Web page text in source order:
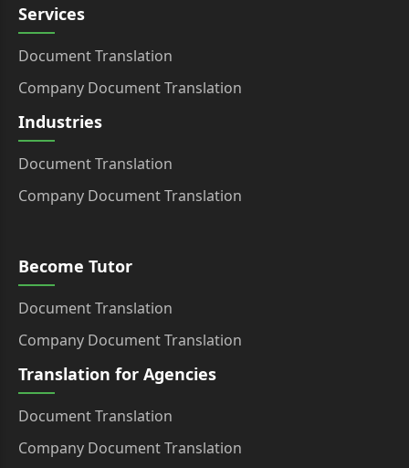
Services
Document Translation
Company Document Translation
Industries
Document Translation
Company Document Translation
Become Tutor
Document Translation
Company Document Translation
Translation for Agencies
Document Translation
Company Document Translation